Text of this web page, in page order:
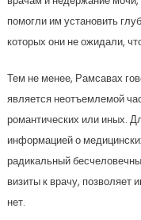
помогли им установить
которых они не ожидали,
Тем не менее, Рамсавах
является неотъемлемой
романтических или иных.
информацией о
радикальный
визиты к врачу, позволяет
нет.